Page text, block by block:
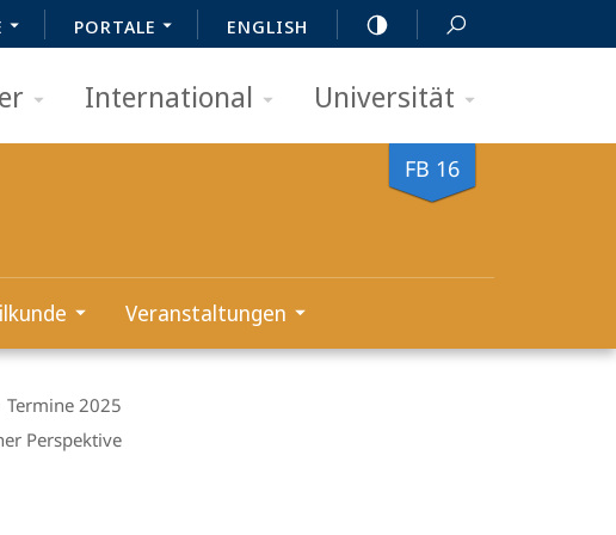
PORTALE ENGLISH
International Universität
FB 16
Veranstaltungen
Termine 2025
Perspektive